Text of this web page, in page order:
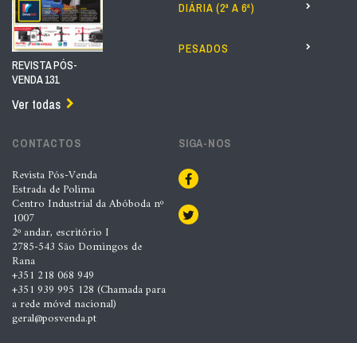
REVISTA PÓS-
VENDA 131
Ver todas
DIÁRIA (2ª A 6ª)
PESADOS
CONTACTOS
Revista Pós-Venda
Estrada de Polima
Centro Industrial da Abóboda nº
1007
2º andar, escritório I
2785-543 São Domingos de
Rana
+351 218 068 949
+351 939 995 128 (Chamada para
a rede móvel nacional)
geral@posvenda.pt
SIGA-NOS